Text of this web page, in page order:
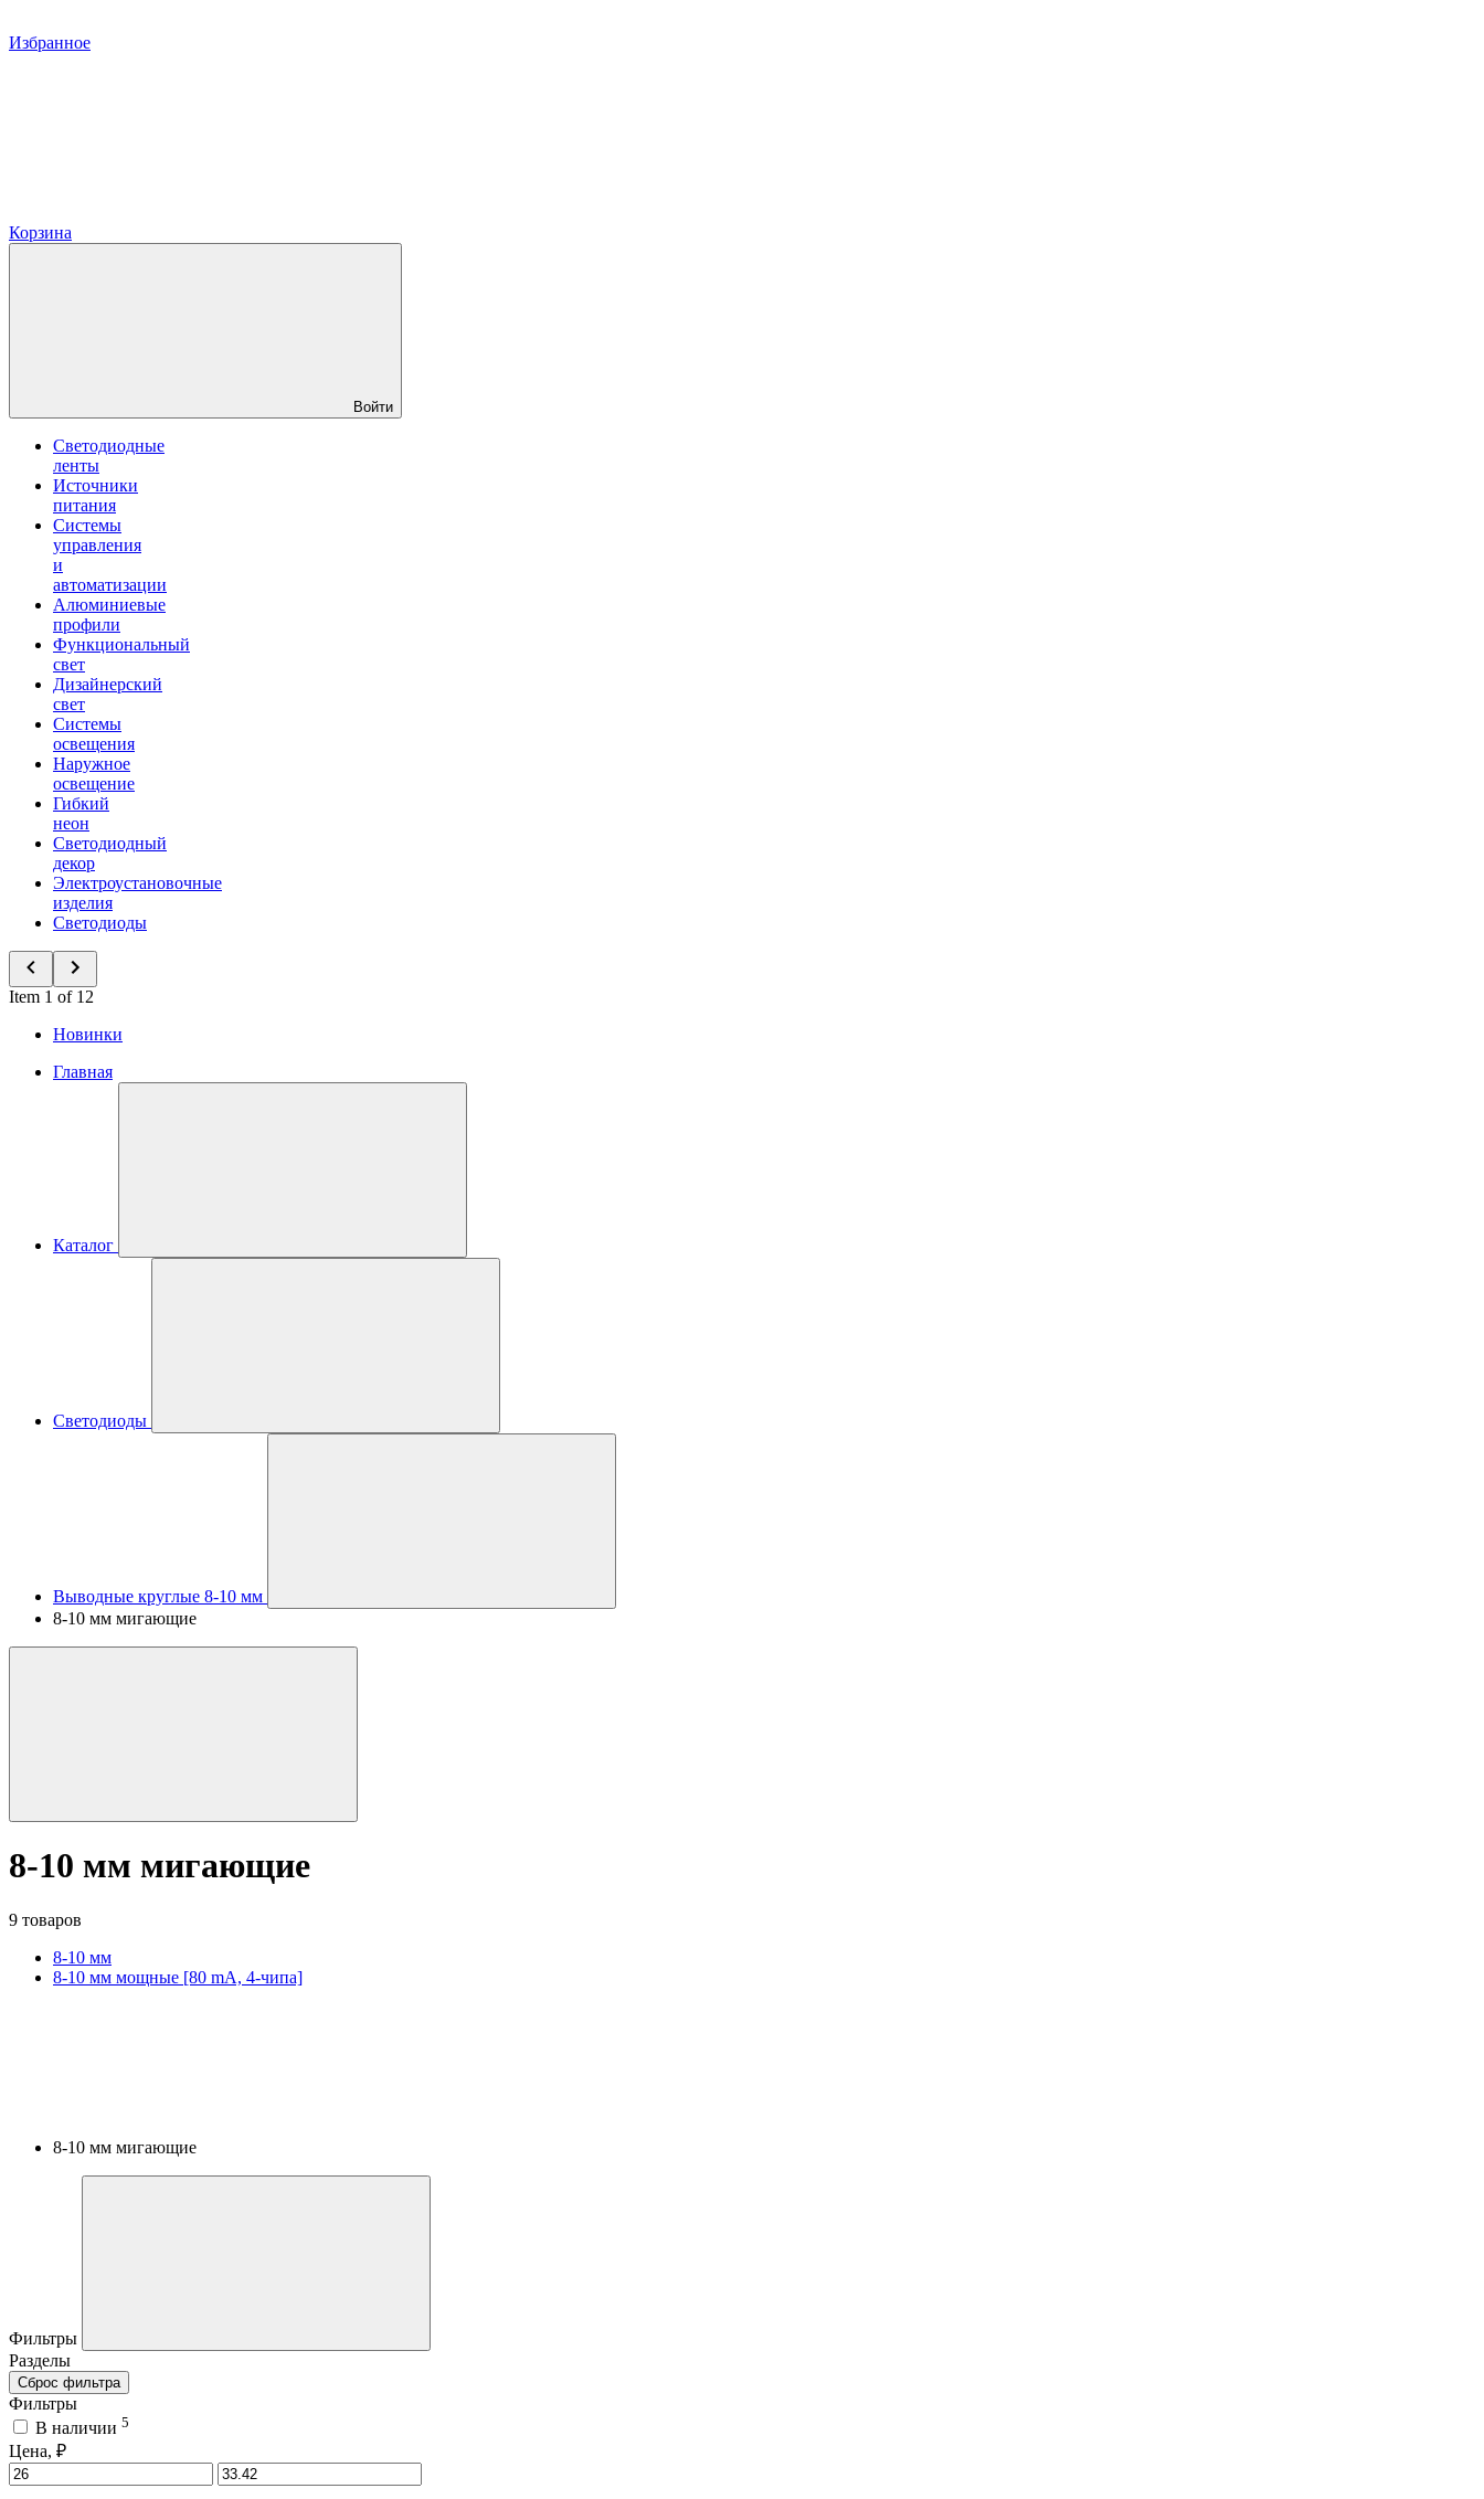
Избранное
Корзина
Войти
Светодиодные
ленты
Источники
питания
Системы
управления
и
автоматизации
Алюминиевые
профили
Функциональный
свет
Дизайнерский
свет
Системы
освещения
Наружное
освещение
Гибкий
неон
Светодиодный
декор
Электроустановочные
изделия
Светодиоды
Item 1 of 12
Новинки
Главная
Каталог
Светодиоды
Выводные круглые 8-10 мм
8-10 мм мигающие
8-10 мм мигающие
9 товаров
8-10 мм
8-10 мм мощные [80 mA, 4-чипа]
8-10 мм мигающие
Фильтры
Разделы
Сброс фильтра
Фильтры
В наличии 5
Цена, ₽